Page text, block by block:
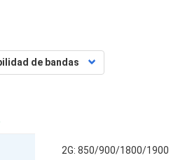
2G: 850/900/1800/1900